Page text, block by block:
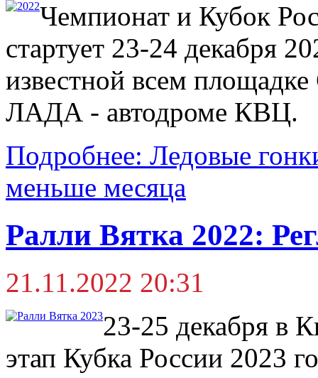
Чемпионат и Кубок
стартует 23-24 декабря
известной всем
ЛАДА - автодроме КВЦ.
Подробнее: Ледовые
меньше месяца
Ралли Вятка 2022:
21.11.2022 20:31
23-25 декабря в
этап Кубка России 2023